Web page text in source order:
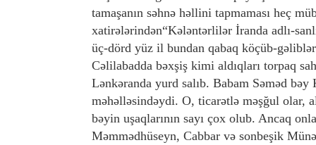
tamaşanın səhnə həllini tapmaması heç
xatirələrindən“Kələntərlilər İranda adlı-
üç-dörd yüz il bundan qabaq köçüb-
Cəlilabadda bəxşiş kimi aldıqları torpaq
Lənkəranda yurd salıb. Babam Səməd
məhəlləsindəydi. O, ticarətlə məşğul olar,
bəyin uşaqlarının sayı çox olub. Ancaq
Məmmədhüseyn, Cabbar və sonbeşik